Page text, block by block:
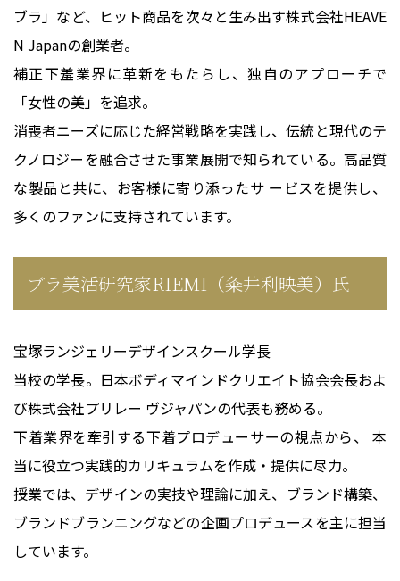
ブラ」など、ヒット商品を次々と生み出す株式会社HEAVE
N Japanの創業者。
補正下羞業界に革新をもたらし、独自のアプローチで
「女性の美」を追求。
消喪者ニーズに応じた経営戦略を実践し、伝統と現代のテ
クノロジーを融合させた事業展開で知られている。高品質
な製品と共に、お客様に寄り添ったサ ービスを提供し、
多くのファンに支持されています。
ブラ美活研究家RIEMI（粂井利映美）氏
宝塚ランジェリーデザインスクール学長
当校の学長。日本ボディマインドクリエイト協会会長およ
び株式会社プリレー ヴジャパンの代表も務める。
下着業界を牽引する下着プロデューサーの視点から、 本
当に役立つ実践的カリキュラムを作成・提供に尽力。
授業では、デザインの実技や理論に加え、ブランド構築、
ブランドブランニングなどの企画プロデュースを主に担当
しています。